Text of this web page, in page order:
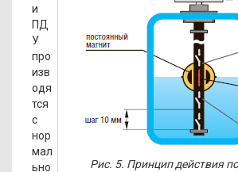
Рис. 5. Принцип действия
и
ПД
У
про
изв
одя
тся
с
нор
мал
ьно